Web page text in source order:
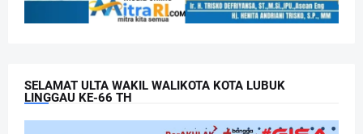
SELAMAT ULTA WAKIL WALIKOTA KOTA LUBUK
LINGGAU KE-66 TH